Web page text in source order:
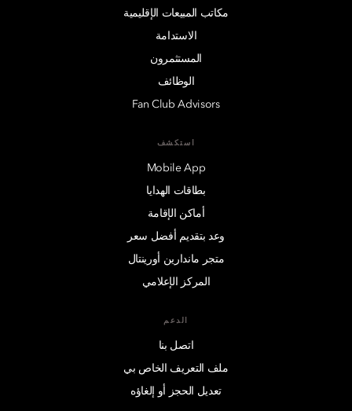
مكاتب المبيعات الإقليمية
الاستدامة
المستثمرون
الوظائف
Fan Club Advisors
استكشف
Mobile App
بطاقات الهدايا
أماكن الإقامة
وعد بتقديم أفضل سعر
متجر ماندارين أورينتال
المركز الإعلامي
الدعم
اتصل بنا
ملف التعريف الخاص بي
تعديل الحجز أو إلغاؤه